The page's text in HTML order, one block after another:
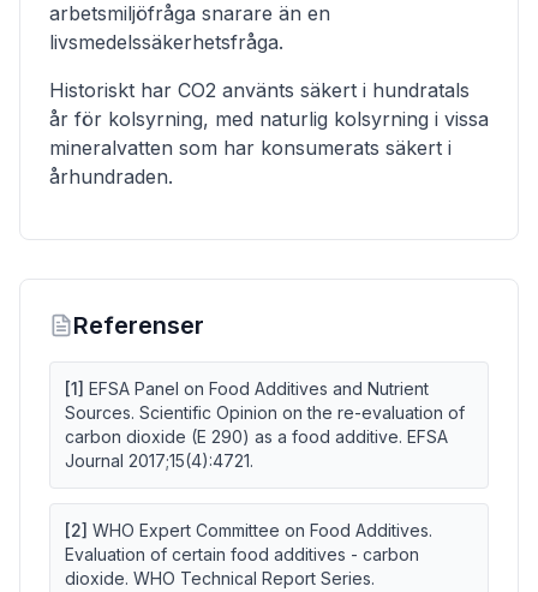
arbetsmiljöfråga snarare än en
livsmedelssäkerhetsfråga.
Historiskt har CO2 använts säkert i hundratals
år för kolsyrning, med naturlig kolsyrning i vissa
mineralvatten som har konsumerats säkert i
århundraden.
Referenser
[1] EFSA Panel on Food Additives and Nutrient
Sources. Scientific Opinion on the re-evaluation of
carbon dioxide (E 290) as a food additive. EFSA
Journal 2017;15(4):4721.
[2] WHO Expert Committee on Food Additives.
Evaluation of certain food additives - carbon
dioxide. WHO Technical Report Series.